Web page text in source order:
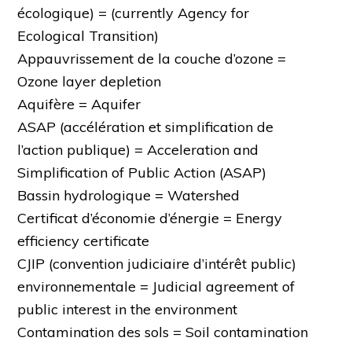
écologique) = (currently Agency for
Ecological Transition)
Appauvrissement de la couche d’ozone =
Ozone layer depletion
Aquifère = Aquifer
ASAP (accélération et simplification de
l’action publique) = Acceleration and
Simplification of Public Action (ASAP)
Bassin hydrologique = Watershed
Certificat d’économie d’énergie = Energy
efficiency certificate
CJIP (convention judiciaire d’intérêt public)
environnementale = Judicial agreement of
public interest in the environment
Contamination des sols = Soil contamination